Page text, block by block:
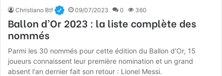
Christiano Btf 09/07/2023 0 360
Ballon d’Or 2023 : la liste complète des
nommés
Parmi les 30 nommés pour cette édition du Ballon d'Or, 15
joueurs connaissent leur première nomination et un grand
absent l'an dernier fait son retour : Lionel Messi.